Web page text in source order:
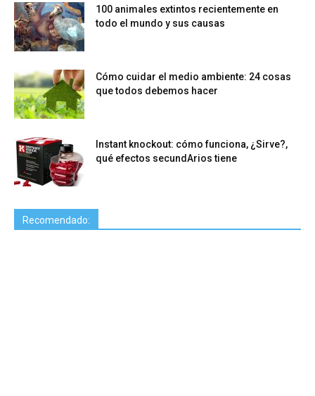
100 animales extintos recientemente en
todo el mundo y sus causas
Cómo cuidar el medio ambiente: 24 cosas
que todos debemos hacer
Instant knockout: cómo funciona, ¿Sirve?,
qué efectos secundArios tiene
Recomendado: